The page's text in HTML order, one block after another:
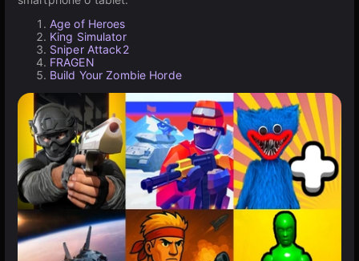
Age of Heroes
King Simulator
Sniper Attack2
FRAGEN
Build Your Zombie Horde